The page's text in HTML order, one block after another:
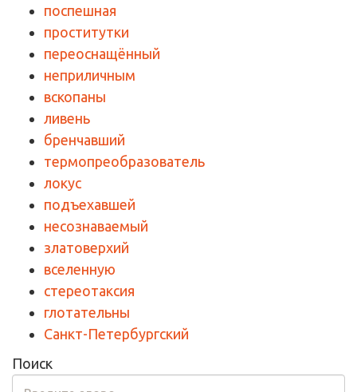
поспешная
проститутки
переоснащённый
неприличным
вскопаны
ливень
бренчавший
термопреобразователь
локус
подъехавшей
несознаваемый
златоверхий
вселенную
стереотаксия
глотательны
Санкт-Петербургский
Поиск